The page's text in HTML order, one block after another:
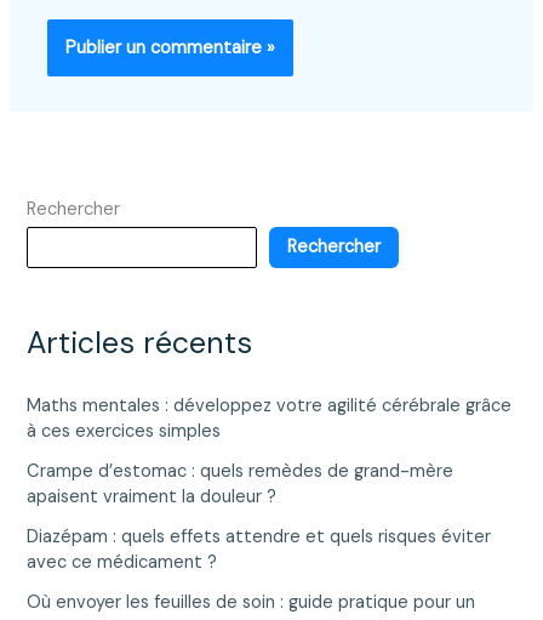
Rechercher
Rechercher
Articles récents
Maths mentales : développez votre agilité cérébrale grâce
à ces exercices simples
Crampe d’estomac : quels remèdes de grand-mère
apaisent vraiment la douleur ?
Diazépam : quels effets attendre et quels risques éviter
avec ce médicament ?
Où envoyer les feuilles de soin : guide pratique pour un